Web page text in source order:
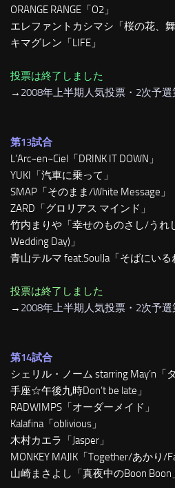
ORANGE RANGE「O2」
エレファントカシマシ「桜の花、
キマグレン「LIFE」
投票は終了しました
→ 2008年上半期人気投票・2次予
第13試合
L’Arc~en~Ciel「DRINK IT DOWN」
YUKI「汽車に乗って」
SMAP「そのまま/White Message」
ZARD「グロリアス マインド」
竹内まりや「幸せのものさし/うれ
Wedding Day)」
青山テルマ feat.SoulJa「そばにいる
投票は終了しました
→ 2008年上半期人気投票・2次予
第14試合
シェリル・ノーム starring May’n
手座☆午後九時Don’t be late」
RADWIMPS「オーダーメイド」
Kalafina「oblivious」
木村カエラ「Jasper」
MONKEY MAJIK「Together/あかり/
山崎まさよし「真夜中のBoon Boon」